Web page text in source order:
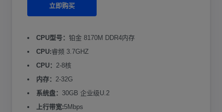
立即购买
CPU型号： 铂金 8170M DDR4内存
CPU:睿频 3.7GHZ
CPU： 2-8核
内存： 2-32G
系统盘： 30GB 企业级U.2
上行带宽:5Mbps